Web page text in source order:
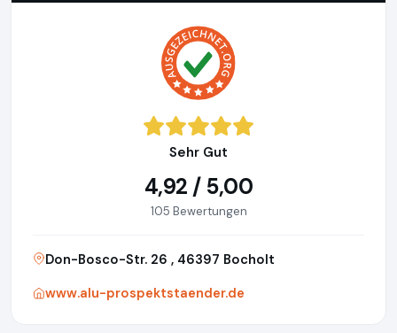
Sehr Gut
4,92 / 5,00
105 Bewertungen
Don-Bosco-Str. 26 , 46397 Bocholt
www.alu-prospektstaender.de